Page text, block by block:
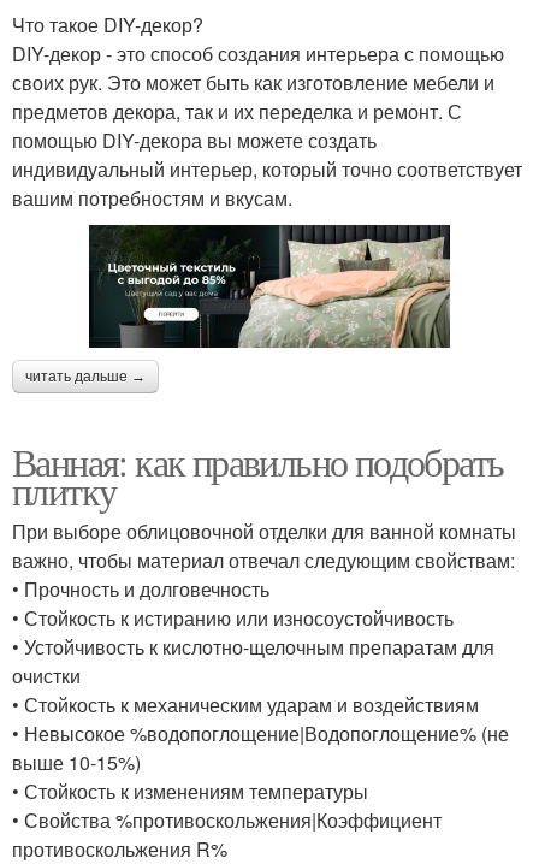
Что такое DIY-декор?
DIY-декор - это способ создания интерьера с помощью
своих рук. Это может быть как изготовление мебели и
предметов декора, так и их переделка и ремонт. С
помощью DIY-декора вы можете создать
индивидуальный интерьер, который точно соответствует
вашим потребностям и вкусам.
читать дальше →
Ванная: как правильно подобрать
плитку
При выборе облицовочной отделки для ванной комнаты
важно, чтобы материал отвечал следующим свойствам:
• Прочность и долговечность
• Стойкость к истиранию или износоустойчивость
• Устойчивость к кислотно-щелочным препаратам для
очистки
• Стойкость к механическим ударам и воздействиям
• Невысокое %водопоглощение|Водопоглощение% (не
выше 10-15%)
• Стойкость к изменениям температуры
• Свойства %противоскольжения|Коэффициент
противоскольжения R%